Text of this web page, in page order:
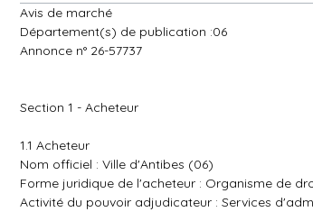
Avis de marché
Département(s) de publication :06
Annonce n° 26-57737
Section 1 - Acheteur
1.1 Acheteur
Nom officiel : Ville d'Antibes (06)
Forme juridique de l'acheteur : Organisme de
Activité du pouvoir adjudicateur : Services